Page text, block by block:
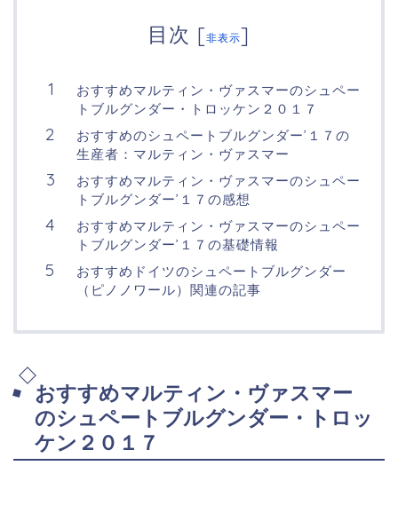
目次 [非表示]
おすすめマルティン・ヴァスマーのシュペー
トブルグンダー・トロッケン２０１７
おすすめのシュペートブルグンダー’１７の
生産者：マルティン・ヴァスマー
おすすめマルティン・ヴァスマーのシュペー
トブルグンダー’１７の感想
おすすめマルティン・ヴァスマーのシュペー
トブルグンダー’１７の基礎情報
おすすめドイツのシュペートブルグンダー
（ピノノワール）関連の記事
おすすめマルティン・ヴァスマー
のシュペートブルグンダー・トロッ
ケン２０１７